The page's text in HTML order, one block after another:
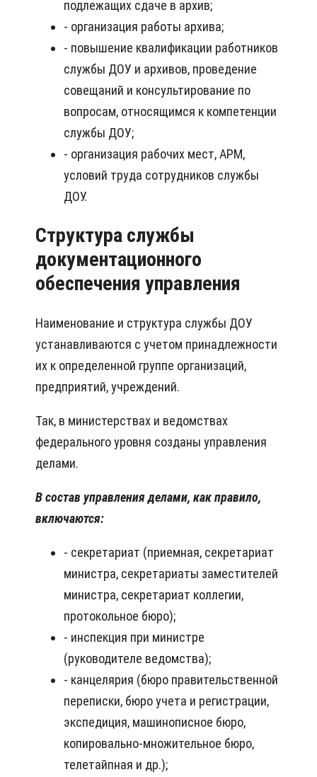
подлежащих сдаче в архив;
- организация работы архива;
- повышение квалификации работников
службы ДОУ и архивов, проведение
совещаний и консультирование по
вопросам, относящимся к компетенции
службы ДОУ;
- организация рабочих мест, АРМ,
условий труда сотрудников службы
ДОУ.
Структура службы
документационного
обеспечения управления
Наименование и структура службы ДОУ
устанавливаются с учетом принадлежности
их к определенной группе организаций,
предприятий, учреждений.
Так, в министерствах и ведомствах
федерального уровня созданы управления
делами.
В состав управления делами, как правило,
включаются:
- секретариат (приемная, секретариат
министра, секретариаты заместителей
министра, секретариат коллегии,
протокольное бюро);
- инспекция при министре
(руководителе ведомства);
- канцелярия (бюро правительственной
переписки, бюро учета и регистрации,
экспедиция, машинописное бюро,
копировально-множительное бюро,
телетайпная и др.);